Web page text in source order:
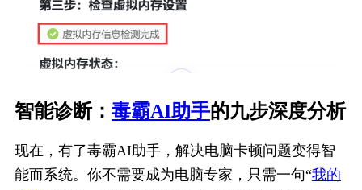
智能诊断： 毒霸AI助手的九步深度分析
现在，有了毒霸AI助手，解决电脑卡顿问题变得智
能而系统。你不需要成为电脑专家，只需一句“我的